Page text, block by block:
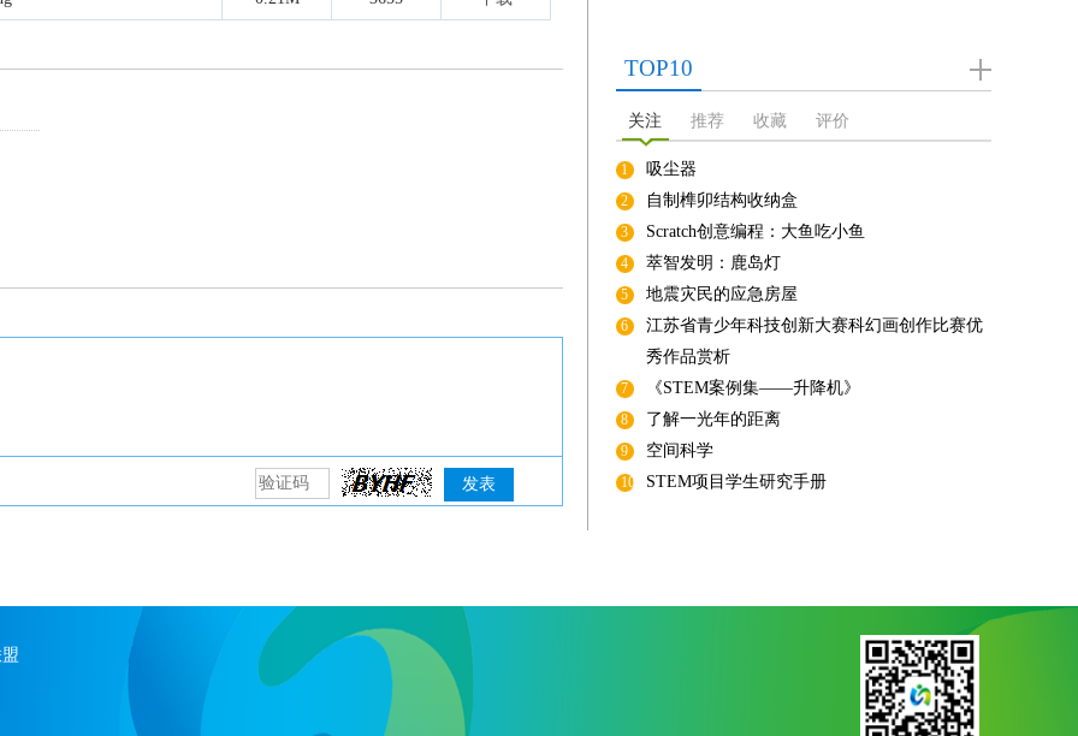
发表
TOP10
关注 推荐 收藏 评价
1 吸尘器
2 自制榫卯结构收纳盒
3 Scratch创意编程：大鱼吃小鱼
4 萃智发明：鹿岛灯
5 地震灾民的应急房屋
6
江苏省青少年科技创新大赛科幻画创作比赛优
秀作品赏析
7 《STEM案例集——升降机》
8 了解一光年的距离
9 空间科学
10 STEM项目学生研究手册